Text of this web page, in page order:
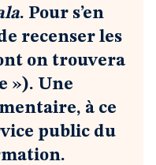
. Pour s’en
recenser les
on trouvera
»). Une
à ce
public du